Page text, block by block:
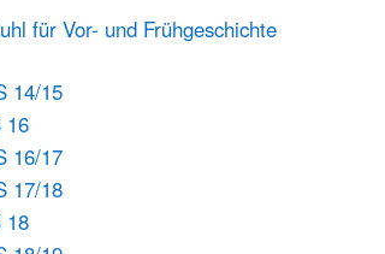
für Vor- und Frühgeschichte
14/15
16
16/17
17/18
18